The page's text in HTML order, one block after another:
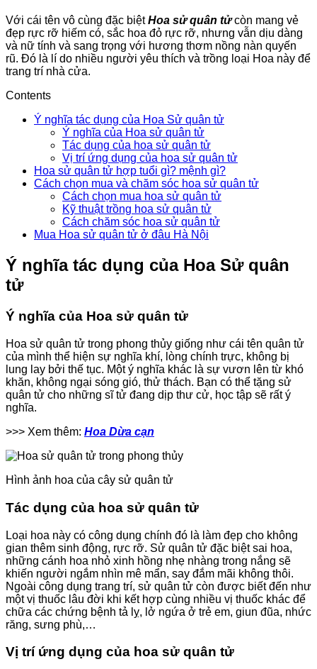
Với cái tên vô cùng đặc biệtHoa sử quân tửcòn mang vẻ
đẹp rực rỡ hiếm có, sắc hoa đỏ rực rỡ, nhưng vẫn dịu dàng
và nữ tính và sang trọng với hương thơm nồng nàn quyến
rũ. Đó là lí do nhiều người yêu thích và trồng loại Hoa này để
trang trí nhà cửa.
Contents
Ý nghĩa tác dụng của Hoa Sử quân tử
Ý nghĩa của Hoa sử quân tử
Tác dụng của hoa sử quân tử
Vị trí ứng dụng của hoa sử quân tử
Hoa sử quân tử hợp tuổi gì? mệnh gì?
Cách chọn mua và chăm sóc hoa sử quân tử
Cách chọn mua hoa sử quân tử
Kỹ thuật trồng hoa sử quân tử
Cách chăm sóc hoa sử quân tử
Mua Hoa sử quân tử ở đâu Hà Nội
Ý nghĩa tác dụng của Hoa Sử quân
tử
Ý nghĩa của Hoa sử quân tử
Hoa sử quân tử trong phong thủy giống như cái tên quân tử
của mình thể hiện sự nghĩa khí, lòng chính trực, không bị
lung lay bởi thế tục. Một ý nghĩa khác là sự vươn lên từ khó
khăn, không ngại sóng gió, thử thách. Bạn có thể tặng sử
quân tử cho những sĩ tử đang dịp thư cử, học tập sẽ rất ý
nghĩa.
>>> Xem thêm: Hoa Dừa cạn
Hình ảnh hoa của cây sử quân tử
Tác dụng của hoa sử quân tử
Loại hoa này có công dụng chính đó là làm đẹp cho không
gian thêm sinh động, rực rỡ. Sử quân tử đặc biệt sai hoa,
những cánh hoa nhỏ xinh hồng nhẹ nhàng trong nắng sẽ
khiến người ngắm nhìn mê mẩn, say đắm mãi không thôi.
Ngoài công dụng trang trí, sử quân tử còn được biết đến như
một vị thuốc lâu đời khi kết hợp cùng nhiều vị thuốc khác để
chữa các chứng bệnh tả lỵ, lở ngứa ở trẻ em, giun đũa, nhức
răng, sưng phù,…
Vị trí ứng dụng của hoa sử quân tử